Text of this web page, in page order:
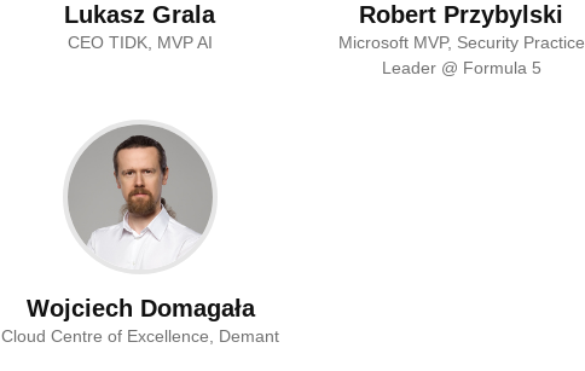
Lukasz Grala
CEO TIDK, MVP AI
Robert Przybylski
Microsoft MVP, Security Practice
Leader @ Formula 5
Wojciech Domagała
Cloud Centre of Excellence, Demant